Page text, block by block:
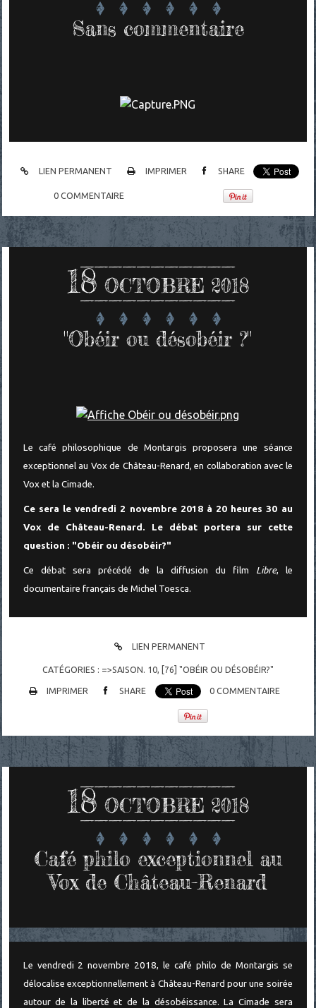
Sans commentaire
LIEN PERMANENT IMPRIMER SHARE
0 COMMENTAIRE
18 OCTOBRE 2018
"Obéir ou désobéir ?"
Le café philosophique de Montargis proposera une séance
exceptionnel au Vox de Château-Renard, en collaboration avec le
Vox et la Cimade.
Ce sera le vendredi 2 novembre 2018 à 20 heures 30 au
Vox de Château-Renard. Le débat portera sur cette
question : "Obéir ou désobéir?"
Ce débat sera précédé de la diffusion du film Libre, le
documentaire français de Michel Toesca.
LIEN PERMANENT
CATÉGORIES : =>SAISON. 10, [76] "OBÉIR OU DÉSOBÉIR?"
IMPRIMER SHARE 0 COMMENTAIRE
18 OCTOBRE 2018
Café philo exceptionnel au
Vox de Château-Renard
Le vendredi 2 novembre 2018, le café philo de Montargis se
délocalise exceptionnellement à Château-Renard pour une soirée
autour de la liberté et de la désobéissance. La Cimade sera